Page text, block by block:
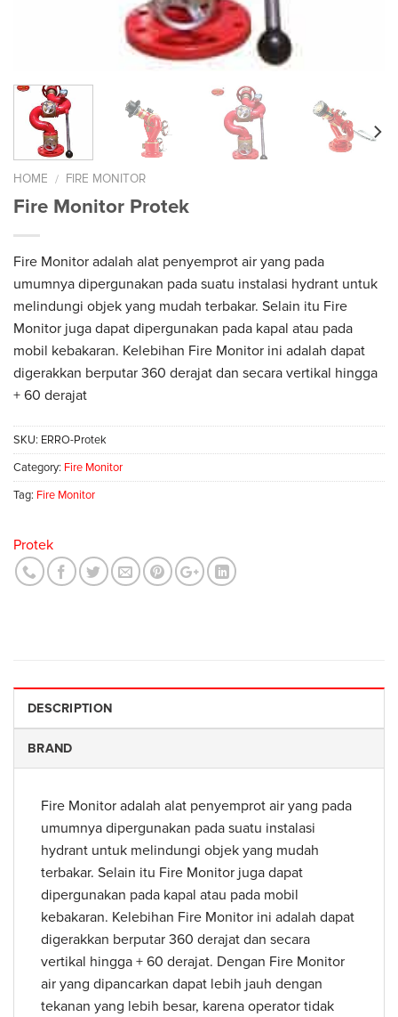
HOME / FIRE MONITOR
Fire Monitor Protek
Fire Monitor adalah alat penyemprot air yang pada
umumnya dipergunakan pada suatu instalasi hydrant untuk
melindungi objek yang mudah terbakar. Selain itu Fire
Monitor juga dapat dipergunakan pada kapal atau pada
mobil kebakaran. Kelebihan Fire Monitor ini adalah dapat
digerakkan berputar 360 derajat dan secara vertikal hingga
+ 60 derajat
SKU: ERRO-Protek
Category: Fire Monitor
Tag: Fire Monitor
Protek
DESCRIPTION
BRAND
Fire Monitor adalah alat penyemprot air yang pada
umumnya dipergunakan pada suatu instalasi
hydrant untuk melindungi objek yang mudah
terbakar. Selain itu Fire Monitor juga dapat
dipergunakan pada kapal atau pada mobil
kebakaran. Kelebihan Fire Monitor ini adalah dapat
digerakkan berputar 360 derajat dan secara
vertikal hingga + 60 derajat. Dengan Fire Monitor
air yang dipancarkan dapat lebih jauh dengan
tekanan yang lebih besar, karena operator tidak